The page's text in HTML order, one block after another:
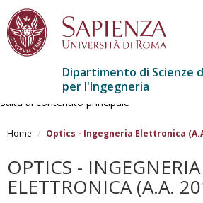
Salta al contenuto principale
Dipartimento di Scienze
per l'Ingegneria
Home Optics - Ingegneria Elettronica
OPTICS - INGEGNERIA
ELETTRONICA (A.A.